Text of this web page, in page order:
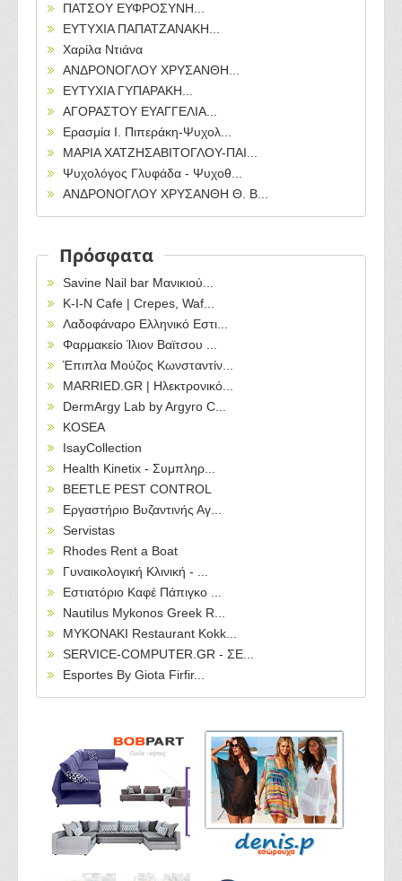
ΠΑΤΣΟΥ ΕΥΦΡΟΣΥΝΗ...
ΕΥΤΥΧΙΑ ΠΑΠΑΤΖΑΝΑΚΗ...
Χαρίλα Ντιάνα
ΑΝΔΡΟΝΟΓΛΟΥ ΧΡΥΣΑΝΘΗ...
ΕΥΤΥΧΙΑ ΓΥΠΑΡΑΚΗ...
ΑΓΟΡΑΣΤΟΥ ΕΥΑΓΓΕΛΙΑ...
Ερασμία Ι. Πιπεράκη-Ψυχολ...
ΜΑΡΙΑ ΧΑΤΖΗΣΑΒΙΤΟΓΛΟΥ-ΠΑΙ...
Ψυχολόγος Γλυφάδα - Ψυχοθ...
ΑΝΔΡΟΝΟΓΛΟΥ ΧΡΥΣΑΝΘΗ Θ. B...
Πρόσφατα
Savine Nail bar Μανικιού...
Κ-Ι-Ν Cafe | Crepes, Waf...
Λαδοφάναρο Ελληνικό Εστι...
Φαρμακείο Ίλιον Βαϊτσου ...
Έπιπλα Μούζος Κωνσταντίν...
MARRIED.GR | Ηλεκτρονικό...
DermArgy Lab by Argyro C...
KOSEA
IsayCollection
Health Kinetix - Συμπληρ...
BEETLE PEST CONTROL
Εργαστήριο Βυζαντινής Αγ...
Servistas
Rhodes Rent a Boat
Γυναικολογική Κλινική - ...
Εστιατόριο Καφέ Πάπιγκο ...
Nautilus Mykonos Greek R...
MYKONAKI Restaurant Kokk...
SERVICE-COMPUTER.GR - ΣΕ...
Esportes By Giota Firfir...